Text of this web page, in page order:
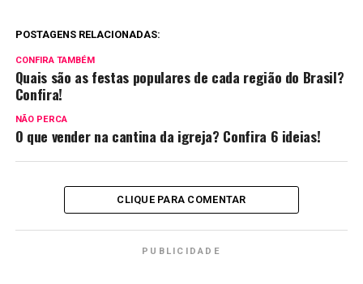
POSTAGENS RELACIONADAS:
CONFIRA TAMBÉM
Quais são as festas populares de cada região do Brasil?
Confira!
NÃO PERCA
O que vender na cantina da igreja? Confira 6 ideias!
CLIQUE PARA COMENTAR
PUBLICIDADE